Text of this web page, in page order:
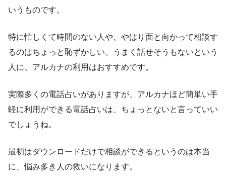
いうものです。
特に忙しくて時間のない人や、やはり面と向かって相談す
るのはちょっと恥ずかしい、うまく話せそうもないという
人に、アルカナの利用はおすすめです。
実際多くの電話占いがありますが、アルカナほど簡単い手
軽に利用ができる電話占いは、ちょっとないと言っていい
でしょうね。
最初はダウンロードだけで相談ができるというのは本当
に、悩み多き人の救いになります。